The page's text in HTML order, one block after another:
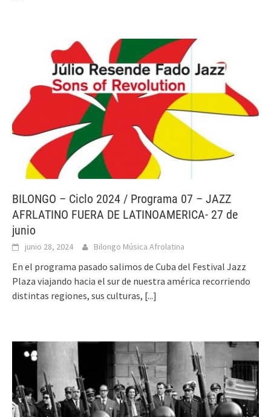
BILONGO – Ciclo 2024 / Programa 07 – JAZZ
AFRLATINO FUERA DE LATINOAMERICA- 27 de
junio
junio 28, 2024 Bilongo Música Afrolatina
En el programa pasado salimos de Cuba del Festival Jazz
Plaza viajando hacia el sur de nuestra américa recorriendo
distintas regiones, sus culturas, [...]